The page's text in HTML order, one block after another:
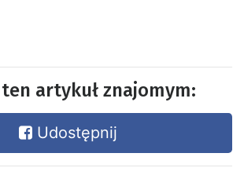
artykuł znajomym:
Udostępnij